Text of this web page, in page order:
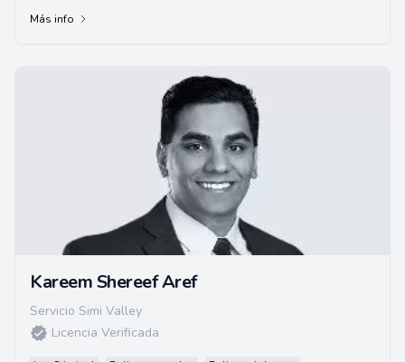
Más info
Kareem Shereef Aref
Servicio Simi Valley
Licencia Verificada